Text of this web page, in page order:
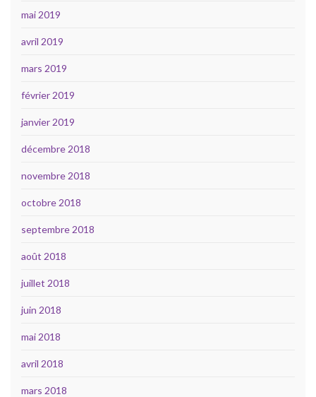
mai 2019
avril 2019
mars 2019
février 2019
janvier 2019
décembre 2018
novembre 2018
octobre 2018
septembre 2018
août 2018
juillet 2018
juin 2018
mai 2018
avril 2018
mars 2018